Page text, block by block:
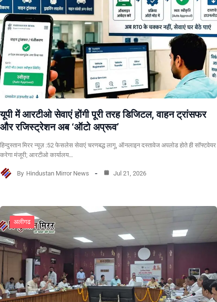
यूपी में आरटीओ सेवाएं होंगी पूरी तरह डिजिटल, वाहन ट्रांसफर
और रजिस्ट्रेशन अब ‘ऑटो अप्रूव’
हिन्दुस्तान मिरर न्यूज़ :52 फेसलेस सेवाएं चरणबद्ध लागू, ऑनलाइन दस्तावेज अपलोड होते ही सॉफ्टवेयर
करेगा मंजूरी; आरटीओ कार्यालय…
By Hindustan Mirror News Jul 21, 2026
अलीगढ